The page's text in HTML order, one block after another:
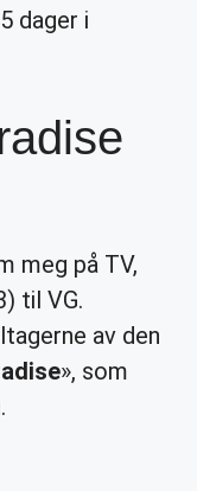
dager i
meg på TV,
til VG.
av den
», som